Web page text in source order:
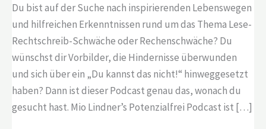
Du bist auf der Suche nach inspirierenden Lebenswegen
und hilfreichen Erkenntnissen rund um das Thema Lese-
Rechtschreib-Schwäche oder Rechenschwäche? Du
wünschst dir Vorbilder, die Hindernisse überwunden
und sich über ein „Du kannst das nicht!“ hinweggesetzt
haben? Dann ist dieser Podcast genau das, wonach du
gesucht hast. Mio Lindner’s Potenzialfrei Podcast ist […]